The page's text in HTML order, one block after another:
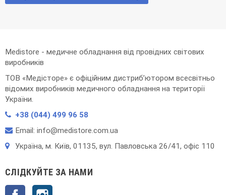
Medistore - медичне обладнання від провідних світових
виробників
ТОВ «Медісторе» є офіційним дистриб’ютором всесвітньо
відомих виробників медичного обладнання на території
України.
+38 (044) 499 96 58
Email: info@medistore.com.ua
Українa, м. Київ, 01135, вул. Павловська 26/41, офіс 110
СЛІДКУЙТЕ ЗА НАМИ
Facebook